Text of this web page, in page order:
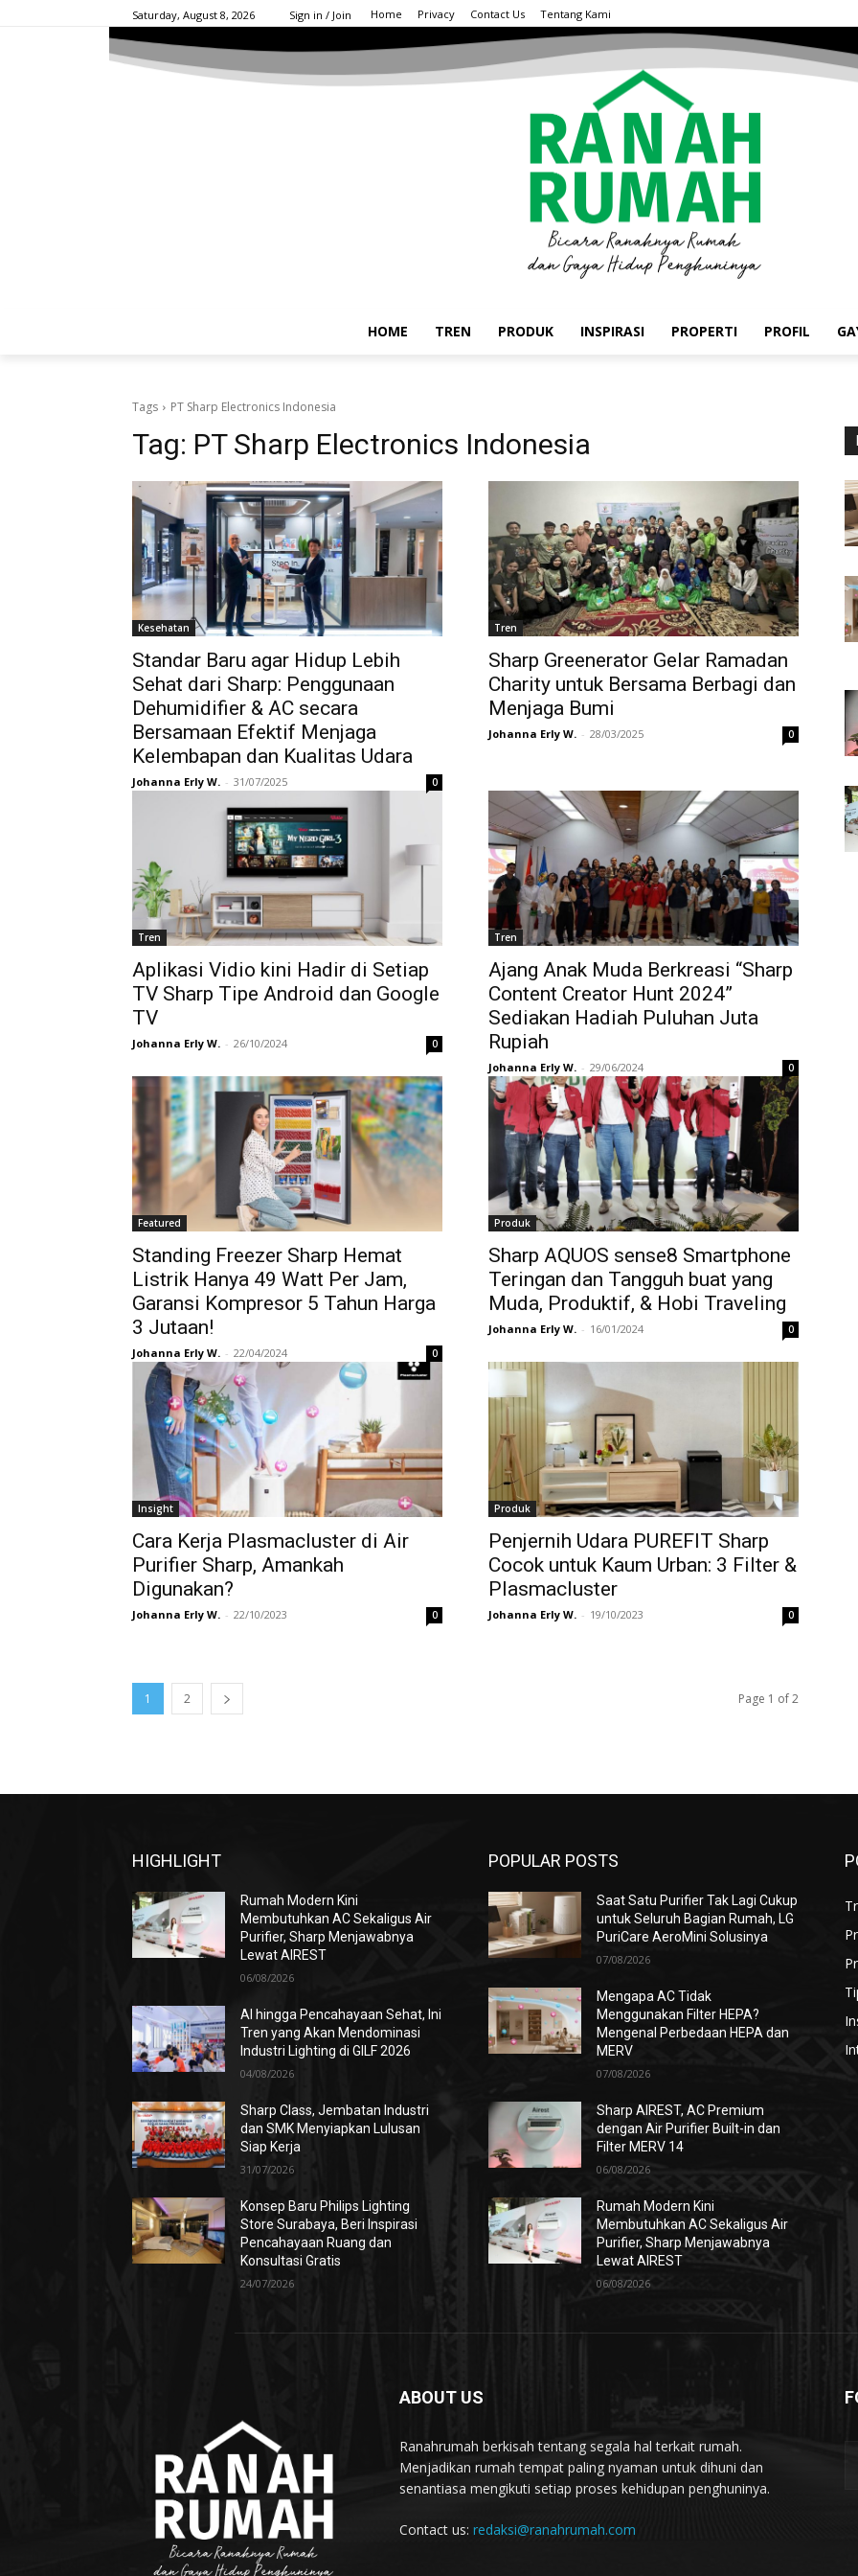
Saturday, August 8, 2026 Sign in / Join Home Privacy Contact Us Tentang Kami
HOME TREN PRODUK INSPIRASI PROPERTI PROFIL
Tags PT Sharp Electronics Indonesia
Tag: PT Sharp Electronics Indonesia
Kesehatan
Standar Baru agar Hidup Lebih
Sehat dari Sharp: Penggunaan
Dehumidifier & AC secara
Bersamaan Efektif Menjaga
Kelembapan dan Kualitas Udara
Johanna Erly W. - 31/07/2025 0
Tren
Sharp Greenerator Gelar Ramadan
Charity untuk Bersama Berbagi dan
Menjaga Bumi
Johanna Erly W. - 28/03/2025 0
Tren
Aplikasi Vidio kini Hadir di Setiap
TV Sharp Tipe Android dan Google
TV
Johanna Erly W. - 26/10/2024 0
Tren
Ajang Anak Muda Berkreasi “Sharp
Content Creator Hunt 2024”
Sediakan Hadiah Puluhan Juta
Rupiah
Johanna Erly W. - 29/06/2024 0
Featured
Standing Freezer Sharp Hemat
Listrik Hanya 49 Watt Per Jam,
Garansi Kompresor 5 Tahun Harga
3 Jutaan!
Johanna Erly W. - 22/04/2024 0
Produk
Sharp AQUOS sense8 Smartphone
Teringan dan Tangguh buat yang
Muda, Produktif, & Hobi Traveling
Johanna Erly W. - 16/01/2024 0
Insight
Cara Kerja Plasmacluster di Air
Purifier Sharp, Amankah
Digunakan?
Johanna Erly W. - 22/10/2023 0
Produk
Penjernih Udara PUREFIT Sharp
Cocok untuk Kaum Urban: 3 Filter &
Plasmacluster
Johanna Erly W. - 19/10/2023 0
1 2 Page 1 of 2
HIGHLIGHT
Rumah Modern Kini
Membutuhkan AC Sekaligus Air
Purifier, Sharp Menjawabnya
Lewat AIREST
06/08/2026
AI hingga Pencahayaan Sehat, Ini
Tren yang Akan Mendominasi
Industri Lighting di GILF 2026
04/08/2026
Sharp Class, Jembatan Industri
dan SMK Menyiapkan Lulusan
Siap Kerja
31/07/2026
Konsep Baru Philips Lighting
Store Surabaya, Beri Inspirasi
Pencahayaan Ruang dan
Konsultasi Gratis
24/07/2026
POPULAR POSTS
Saat Satu Purifier Tak Lagi Cukup
untuk Seluruh Bagian Rumah, LG
PuriCare AeroMini Solusinya
07/08/2026
Mengapa AC Tidak
Menggunakan Filter HEPA?
Mengenal Perbedaan HEPA dan
MERV
07/08/2026
Sharp AIREST, AC Premium
dengan Air Purifier Built-in dan
Filter MERV 14
06/08/2026
Rumah Modern Kini
Membutuhkan AC Sekaligus Air
Purifier, Sharp Menjawabnya
Lewat AIREST
06/08/2026
ABOUT US
Ranahrumah berkisah tentang segala hal terkait rumah.
Menjadikan rumah tempat paling nyaman untuk dihuni dan
senantiasa mengikuti setiap proses kehidupan penghuninya.
Contact us: redaksi@ranahrumah.com